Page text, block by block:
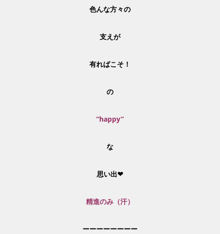
色んな方々の
支えが
有ればこそ！
の
”happy”
な
思い出❤
精進のみ（汗）
ーーーーーーーー